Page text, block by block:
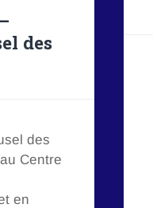
des
des
Centre
en